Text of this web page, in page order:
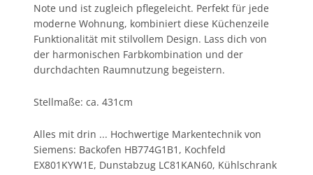
Note und ist zugleich pflegeleicht. Perfekt für jede
moderne Wohnung, kombiniert diese Küchenzeile
Funktionalität mit stilvollem Design. Lass dich von
der harmonischen Farbkombination und der
durchdachten Raumnutzung begeistern.
Stellmaße: ca. 431cm
Alles mit drin ... Hochwertige Markentechnik von
Siemens: Backofen HB774G1B1, Kochfeld
EX801KYW1E, Dunstabzug LC81KAN60, Kühlschrank